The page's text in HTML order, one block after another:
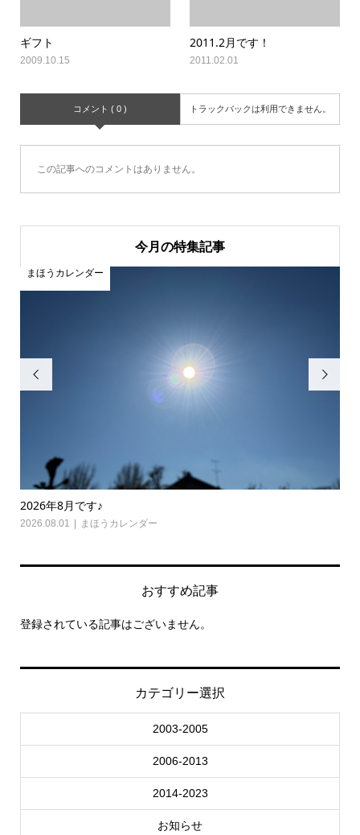
ギフト
2009.10.15
2011.2月です！
2011.02.01
コメント ( 0 ) トラックバックは利用できません。
この記事へのコメントはありません。
今月の特集記事

2026年8月です♪
2026.08.01 まほうカレンダー
まほうカレンダー

おすすめ記事
登録されている記事はございません。
カテゴリー選択
2003-2005
2006-2013
2014-2023
お知らせ